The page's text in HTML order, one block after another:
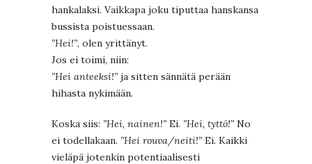
hankalaksi. Vaikkapa joku tiputtaa hanskansa
bussista poistuessaan.
”Hei!”, olen yrittänyt.
Jos ei toimi, niin:
”Hei anteeksi!” ja sitten sännätä perään
hihasta nykimään.
Koska siis: ”Hei, nainen!” Ei. ”Hei, tyttö!” No
ei todellakaan. ”Hei rouva/neiti!” Ei. Kaikki
vieläpä jotenkin potentiaalisesti